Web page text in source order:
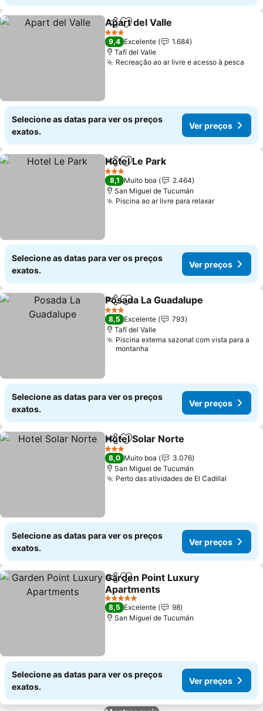
PartilharAdicionar aos favoritos
Apart del Valle
3 Estrelas
9,4 Excelente
1.684
Tafí del Valle
Recreação ao ar livre e acesso à pesca
Selecione as datas para ver os preços
exatos.
Ver preços
PartilharAdicionar aos favoritos
Hotel Le Park
3 Estrelas
8,1 Muito boa
2.464
San Miguel de Tucumán
Piscina ao ar livre para relaxarVer preços
Selecione as datas para ver os preços
exatos.
Ver preços
PartilharAdicionar aos favoritos
Posada La Guadalupe
3 Estrelas
8,5 Excelente
793
Tafí del Valle
Piscina externa sazonal com vista para a
montanha
Selecione as datas para ver os preços
exatos.
Ver preços
PartilharAdicionar aos favoritos
Hotel Solar Norte
3 Estrelas
8,0 Muito boa
3.076
San Miguel de Tucumán
Perto das atividades de El Cadillal
Selecione as datas para ver os preços
exatos.
Ver preços
PartilharAdicionar aos favoritos
Garden Point Luxury
Apartments
Ver preços
5 Estrelas
8,5 Excelente
98
San Miguel de Tucumán
Selecione as datas para ver os preços
exatos.
Ver preços